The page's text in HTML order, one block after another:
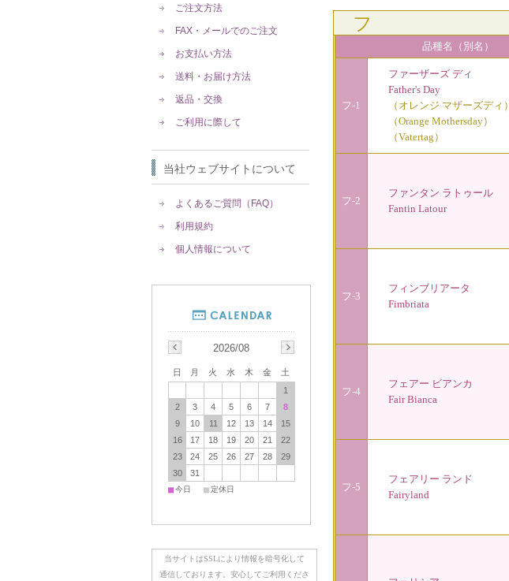
フ
品種名（別名）
フ-1
ファーザーズ ディ
Father's Day
（オレンジ マザーズディ）
（Orange Mothersday）
（Vatertag）
フ-2
ファンタン ラトゥール
Fantin Latour
フ-3
フィンブリアータ
Fimbriata
フ-4
フェアー ビアンカ
Fair Bianca
フ-5
フェアリー ランド
Fairyland
ご注文方法
FAX・メールでのご注文
お支払い方法
送料・お届け方法
返品・交換
ご利用に際して
当社ウェブサイトについて
よくあるご質問（FAQ）
利用規約
個人情報について
2026/08
日 月 火 水 木 金
土
1
2
3 4 5 6 7
8
9
10 11 12 13 14
15
16
17 18 19 20 21
22
23
24 25 26 27 28
29
30
31
■今日 ■定休日
当サイトはSSLにより情報を暗号化して
通信しております。安心してご利用くださ